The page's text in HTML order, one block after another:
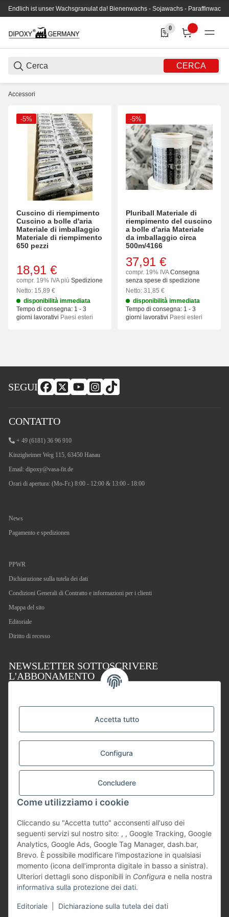
Endlich ist unser Wachsgranulat da! Bienenwachs - Sojawachs - Paraffinwachs
CERCA
0
0 Produkte in der Liste
Accessori
-5%
Cuscino di riempimento
Cuscino a bolle d'aria
Materiale di imballaggio
Materiale di riempimento
650 pezzi
18,91 €
compr. 19% IVA più Spedizione
Netto: 15,89 €
disponibilità immediata
Tempo di consegna: 1 - 3
giorni lavorativi Paesi esteri
-5%
Pluriball Materiale di
riempimento del cuscino
a bolle d'aria Materiale
da imballaggio circa
500m/4166
37,91 €
compr. 19% IVAConsegna
senza spese di spedizione
Netto: 31,85 €
disponibilità immediata
Tempo di consegna: 1 - 3
giorni lavorativi Paesi esteri
SEGUI
CONTATTO
+ 49 (6181) 36 96 910
Kinzigheimer Weg 115, 63450 Hanau
Email: dipoxy@vasa-fit.de
Orari di apertura: (Mo-Fr.) 8:00 - 12:00 & 13:00 - 18:00
News
Pagamento e spedizionen
PPWR
Dichiarazione sulla tutela dei dati
Condizioni Generali di Contratto e informazioni per i clienti
Mappa del sito
Editoriale
Diritto di recesso
NEWSLETTER SOTTOSCRIVERE
L'ABBONAMENTO
In conformità con la vostra dichiarazione sulla
protezione dei dati
regolarmente informazioni sulla vostra gamma di prodotti tramite e-mail e revocabili in
qualsiasi momento.
SOTTOSCRIVERE L'ABBONAMENTO
© Vasa-Fit GmbH
* Tutti i prezzi sono comprensivi dell’IVA prevista dalla legge, più
di spedizione
Tel.: 06181-3696910 - Mob.: 0151-14900097 - E-Mail: info@vasa-fit.de
Powered byJTL-Shop
Accetta tutto
Configura
Concludere
Come utilizziamo i cookie
Cliccando su "Accetta tutto" acconsenti all'uso dei
seguenti servizi sul nostro sito: , , Google Tracking, Google
Analytics, Google Ads, Google Tag Manager, dash.bar,
Brevo. È possibile modificare l'impostazione in qualsiasi
momento (icona dell'impronta digitale in basso a sinistra).
Ulteriori dettagli sono disponibili in Configura e nella nostra
informativa sulla protezione dei dati.
Editoriale Dichiarazione sulla tutela dei dati